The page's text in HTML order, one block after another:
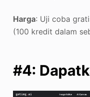
Harga: Uji coba
(100 kredit dalam
#4: